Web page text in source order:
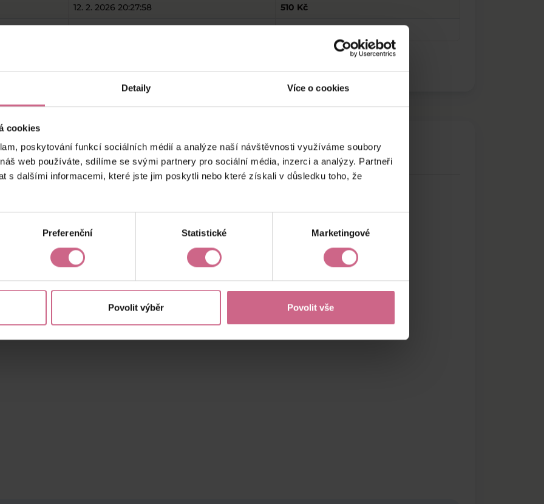
Detaily Více o cookies
cookies
poskytování funkcí sociálních médií a analýze naší návštěvnosti využíváme soubory
web používáte, sdílíme se svými partnery pro sociální média, inzerci a analýzy. Partneři
s dalšími informacemi, které jste jim poskytli nebo které získali v důsledku toho, že
Preferenční Statistické Marketingové
Povolit výběr Povolit vše
12. 2. 2026 20:27:58 510 Kč